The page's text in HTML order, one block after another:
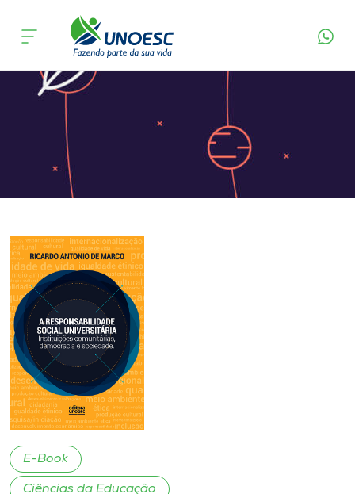
Cursos
Onde estamos
Atendimento ao Estudante
A
Unoesc
Internacionalização
I.nova
Cultura
E-Book
Ciências da Educação